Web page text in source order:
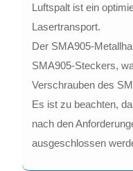
Luftspalt ist ein
Lasertransport.
Der SMA905-
SMA905-Steckers,
Verschrauben des
Es ist zu beachten,
nach den
ausgeschlossen